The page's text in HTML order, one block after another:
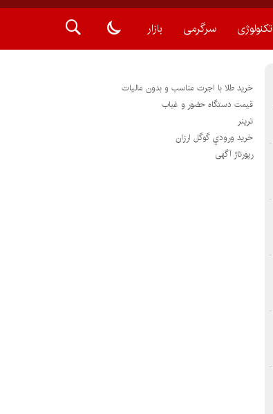
تکنولوژی سرگرمی بازار
خرید طلا با اجرت مناسب و بدون مالیات
قیمت دستگاه حضور و غیاب
ترينر
خريد ورودي گوگل ارزان
رپورتاژ آگهی